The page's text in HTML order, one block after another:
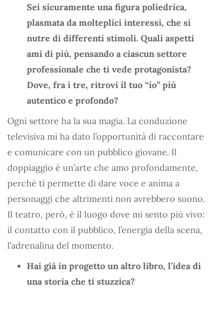
Sei sicuramente una figura poliedrica,
plasmata da molteplici interessi, che si
nutre di differenti stimoli. Quali aspetti
ami di più, pensando a ciascun settore
professionale che ti vede protagonista?
Dove, fra i tre, ritrovi il tuo “io” più
autentico e profondo?
Ogni settore ha la sua magia. La conduzione
televisiva mi ha dato l’opportunità di raccontare
e comunicare con un pubblico giovane. Il
doppiaggio è un’arte che amo profondamente,
perché ti permette di dare voce e anima a
personaggi che altrimenti non avrebbero suono.
Il teatro, però, è il luogo dove mi sento più vivo:
il contatto con il pubblico, l’energia della scena,
l’adrenalina del momento.
Hai già in progetto un altro libro, l’idea di
una storia che ti stuzzica?